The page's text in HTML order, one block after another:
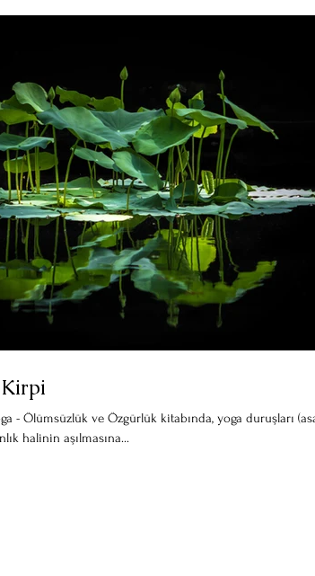
- Ölümsüzlük ve Özgürlük kitabında, yoga duruşları
halinin aşılmasına...